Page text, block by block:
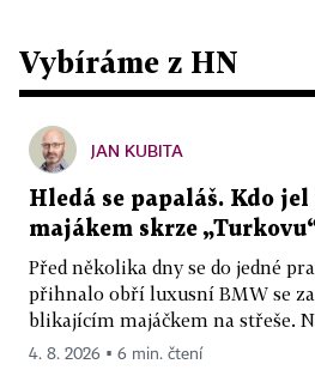
Vybíráme z HN
JAN KUBITA
Hledá se papaláš. Kdo
majákem skrze
Před několika dny se do jedné
přihnalo obří luxusní BMW se
blikajícím majáčkem na střeše.
4. 8. 2026 ▪ 6 min. čtení